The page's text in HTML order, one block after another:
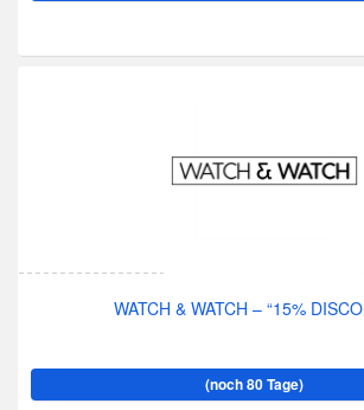
WATCH & WATCH – “15%
(noch 80 Tage)